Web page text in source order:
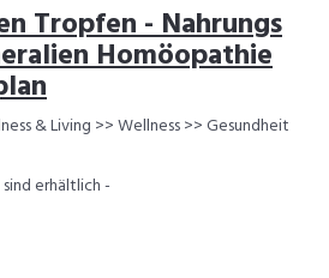
Tropfen - Nahrungs
Homöopathie
& Living >> Wellness >> Gesundheit
erhältlich -